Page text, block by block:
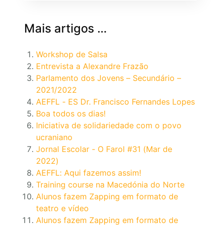
Mais artigos …
Workshop de Salsa
Entrevista a Alexandre Frazão
Parlamento dos Jovens – Secundário –
2021/2022
AEFFL - ES Dr. Francisco Fernandes Lopes
Boa todos os dias!
Iniciativa de solidariedade com o povo
ucraniano
Jornal Escolar - O Farol #31 (Mar de
2022)
AEFFL: Aqui fazemos assim!
Training course na Macedónia do Norte
Alunos fazem Zapping em formato de
teatro e vídeo
Alunos fazem Zapping em formato de